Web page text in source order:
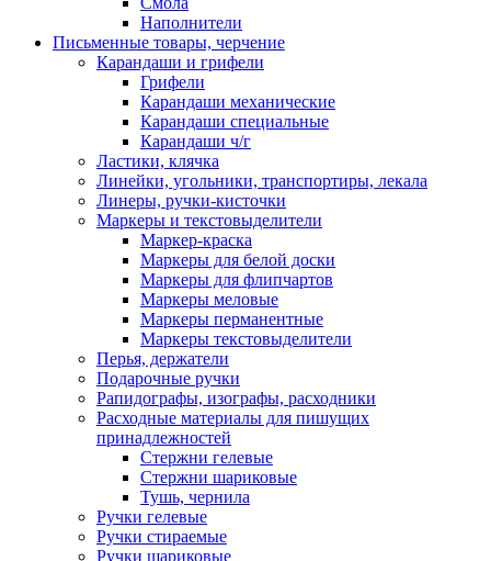
Наполнители
Письменные товары, черчение
Карандаши и грифели
Грифели
Карандаши механические
Карандаши специальные
Карандаши ч/г
Ластики, клячка
Линейки, угольники, транспортиры, лекала
Линеры, ручки-кисточки
Маркеры и текстовыделители
Маркер-краска
Маркеры для белой доски
Маркеры для флипчартов
Маркеры меловые
Маркеры перманентные
Маркеры текстовыделители
Перья, держатели
Подарочные ручки
Рапидографы, изографы, расходники
Расходные материалы для пишущих
принадлежностей
Стержни гелевые
Стержни шариковые
Тушь, чернила
Ручки гелевые
Ручки стираемые
Ручки шариковые